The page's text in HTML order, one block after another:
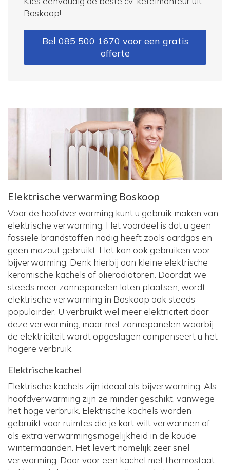
Boskoop!
Bel 085 500 1670 voor een gratis
offerte
Elektrische verwarming Boskoop
Voor de hoofdverwarming kunt u gebruik maken van
elektrische verwarming. Het voordeel is dat u geen
fossiele brandstoffen nodig heeft zoals aardgas en
geen mazout gebruikt. Het kan ook gebruiken voor
bijverwarming. Denk hierbij aan kleine elektrische
keramische kachels of olieradiatoren. Doordat we
steeds meer zonnepanelen laten plaatsen, wordt
elektrische verwarming in Boskoop ook steeds
populairder. U verbruikt wel meer elektriciteit door
deze verwarming, maar met zonnepanelen waarbij
de elektriciteit wordt opgeslagen compenseert u het
hogere verbruik.
Elektrische kachel
Elektrische kachels zijn ideaal als bijverwarming. Als
hoofdverwarming zijn ze minder geschikt, vanwege
het hoge verbruik. Elektrische kachels worden
gebruikt voor ruimtes die je kort wilt verwarmen of
als extra verwarmingsmogelijkheid in de koude
wintermaanden. Het levert namelijk zeer snel
verwarming. Door voor een kachel met thermostaat